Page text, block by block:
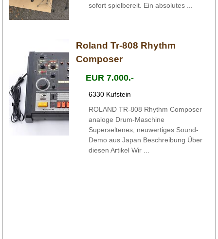
sofort spielbereit. Ein absolutes ...
Roland Tr-808 Rhythm
Composer
EUR 7.000.-
6330 Kufstein
ROLAND TR-808 Rhythm Composer
analoge Drum-Maschine
Superseltenes, neuwertiges Sound-
Demo aus Japan Beschreibung Über
diesen Artikel Wir ...